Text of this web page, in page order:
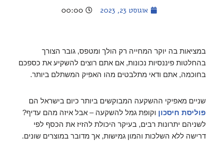
אוגוסט 23, 2023 00:00
במציאות בה יוקר המחייה רק הולך ומטפס, גובר הצורך
בהחלטות פיננסיות נכונות, אם אתם רוצים להשקיע את כספכם
בחוכמה, אתם ודאי מתלבטים מהו האפיק המשתלם ביותר.
שניים מאפיקי ההשקעה המבוקשים ביותר כיום בישראל הם
פוליסת חיסכון וקופת גמל להשקעה – אבל איזה מהם עדיף?
לשניהם יתרונות רבים, בעיקר היכולת להזיז את הכסף לפי
דרישה ללא השלכות והמון גמישות, אך מדובר במוצרים שונים.